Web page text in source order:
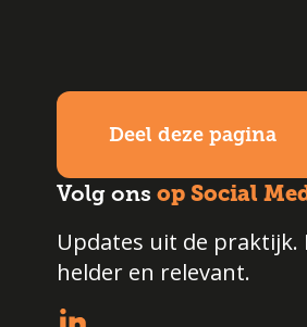
Deel deze pagina
Volg ons op Social
Updates uit de praktijk.
helder en relevant.